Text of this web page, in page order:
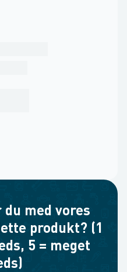
med vores
produkt? (1
5 = meget